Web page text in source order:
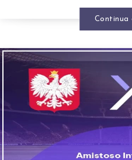
Continua